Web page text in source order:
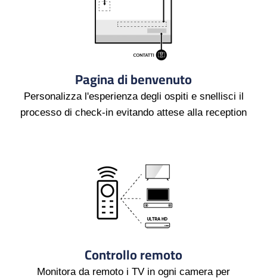
Pagina di benvenuto
Personalizza l'esperienza degli ospiti e snellisci il
processo di check-in evitando attese alla reception
Controllo remoto
Monitora da remoto i TV in ogni camera per